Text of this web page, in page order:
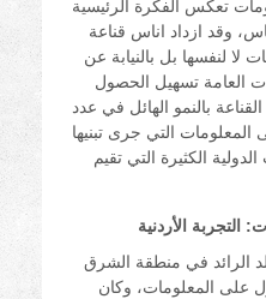
تعكس الفكرة الرئيسية
وقد ازداد اناس قناعة
لا لنفسها بل بالنيابة عن
العامة تسهيل الحصول
بالنمو الهائل في عدد
المعلومات التي جرى تبنيها
الكثيرة التي تقيم
الأردنية
البلد الرائد في منطقة الشرق
المعلومات، وكان